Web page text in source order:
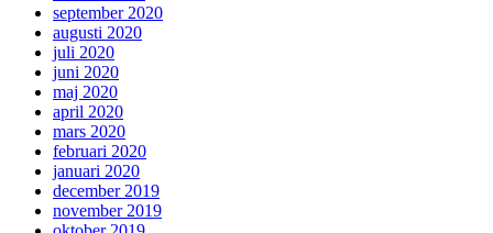
september 2020
augusti 2020
juli 2020
juni 2020
maj 2020
april 2020
mars 2020
februari 2020
januari 2020
december 2019
november 2019